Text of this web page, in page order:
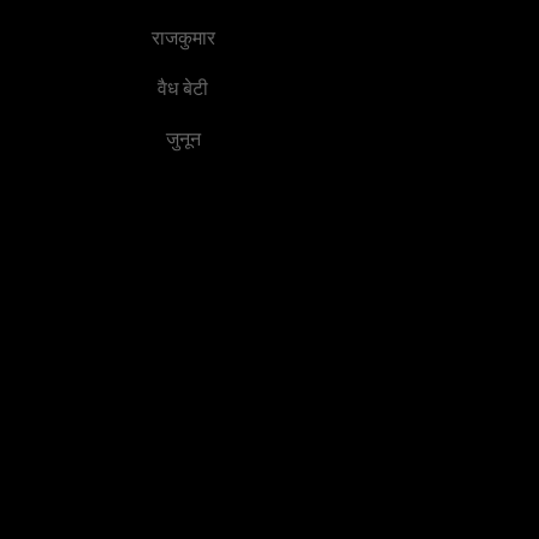
राजकुमार
वैध बेटी
जुनून